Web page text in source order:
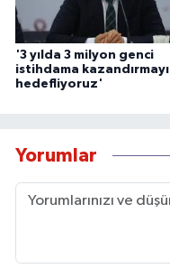
'3 yılda 3 milyon genci
istihdama kazandırmayı
hedefliyoruz'
Yorumlar